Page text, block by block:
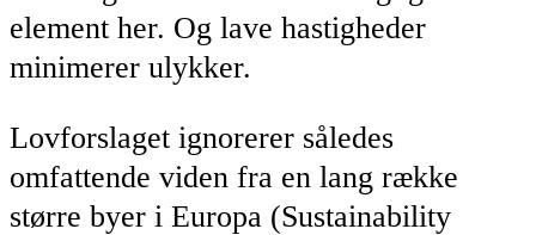
element her. Og lave hastigheder
minimerer ulykker.
Lovforslaget ignorerer således
omfattende viden fra en lang række
større byer i Europa (Sustainability